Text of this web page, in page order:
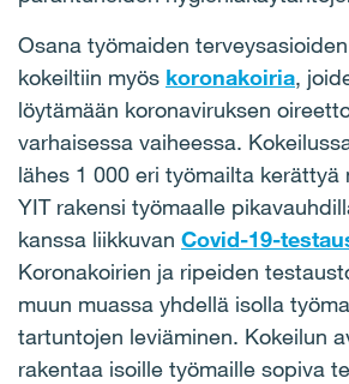
Osana työmaiden
kokeiltiin myös koronakoiria,
löytämään koronaviruksen
varhaisessa vaiheessa.
lähes 1 000 eri työmailta kerättyä
YIT rakensi työmaalle
kanssa liikkuvan Covid-19-
Koronakoirien ja ripeiden
muun muassa yhdellä isolla
tartuntojen leviäminen. Kokeilun
rakentaa isoille työmaille sopiva